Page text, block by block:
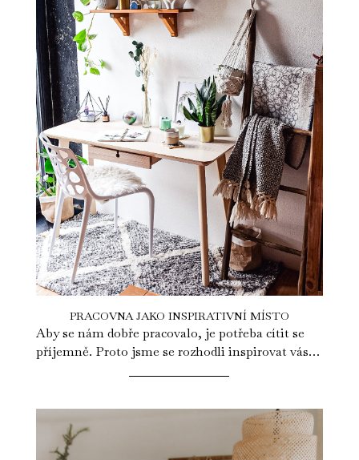
PRACOVNA JAKO INSPIRATIVNÍ MÍSTO
Aby se nám dobře pracovalo, je potřeba cítit se
příjemně. Proto jsme se rozhodli inspirovat vás